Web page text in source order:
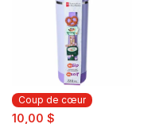
Coup de cœur
sale:
10,00 $